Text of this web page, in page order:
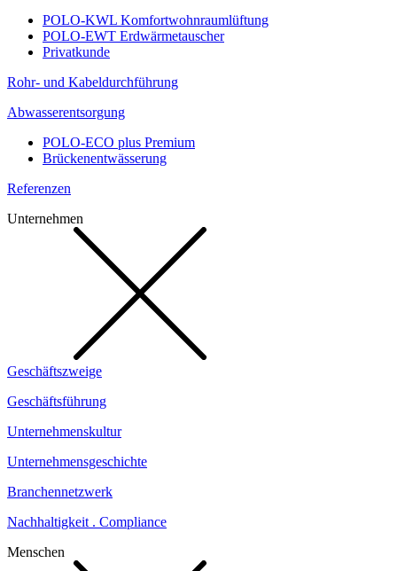
POLO-KWL Komfortwohnraumlüftung
POLO-EWT Erdwärmetauscher
Privatkunde
Rohr- und Kabeldurchführung
Abwasserentsorgung
POLO-ECO plus Premium
Brückenentwässerung
Referenzen
Unternehmen
Geschäftszweige
Geschäftsführung
Unternehmenskultur
Unternehmensgeschichte
Branchennetzwerk
Nachhaltigkeit . Compliance
Menschen